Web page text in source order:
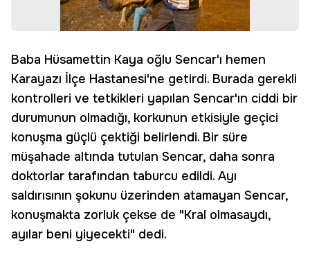
Baba Hüsamettin Kaya oğlu Sencar'ı hemen
Karayazı İlçe Hastanesi'ne getirdi. Burada gerekli
kontrolleri ve tetkikleri yapılan Sencar'ın ciddi bir
durumunun olmadığı, korkunun etkisiyle geçici
konuşma güçlü çektiği belirlendi. Bir süre
müşahade altında tutulan Sencar, daha sonra
doktorlar tarafından taburcu edildi. Ayı
saldırısının şokunu üzerinden atamayan Sencar,
konuşmakta zorluk çekse de "Kral olmasaydı,
ayılar beni yiyecekti" dedi.